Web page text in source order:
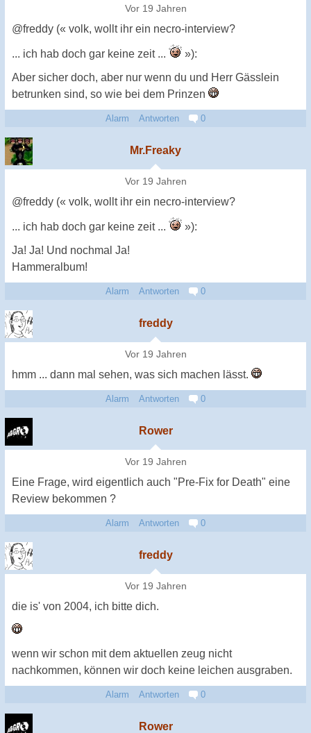
Vor 19 Jahren
@freddy (« volk, wollt ihr ein necro-interview?
... ich hab doch gar keine zeit ...
»):
Aber sicher doch, aber nur wenn du und Herr Gässlein
betrunken sind, so wie bei dem Prinzen
Alarm Antworten 0
Mr.Freaky
Vor 19 Jahren
@freddy (« volk, wollt ihr ein necro-interview?
... ich hab doch gar keine zeit ...
»):
Ja! Ja! Und nochmal Ja!
Hammeralbum!
Alarm Antworten 0
freddy
Vor 19 Jahren
hmm ... dann mal sehen, was sich machen lässt.
Alarm Antworten 0
Rower
Vor 19 Jahren
Eine Frage, wird eigentlich auch "Pre-Fix for Death" eine
Review bekommen ?
Alarm Antworten 0
freddy
Vor 19 Jahren
die is' von 2004, ich bitte dich.
wenn wir schon mit dem aktuellen zeug nicht
nachkommen, können wir doch keine leichen ausgraben.
Alarm Antworten 0
Rower